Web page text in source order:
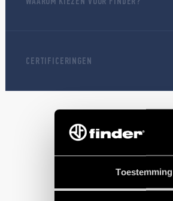
Toestemming
CERTIFICERINGEN